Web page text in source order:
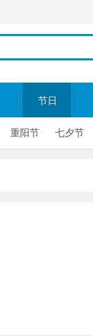
节日
重阳节 七夕节